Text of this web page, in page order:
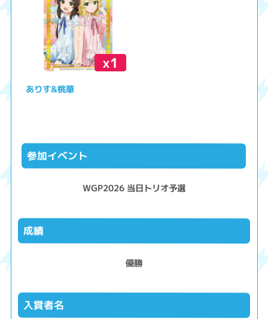
x1
ありす&桃華
参加イベント
WGP2026 当日トリオ予選
成績
優勝
入賞者名